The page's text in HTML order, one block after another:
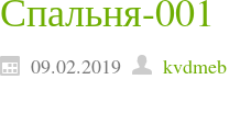
Спальня-001
09.02.2019 kvdmeb